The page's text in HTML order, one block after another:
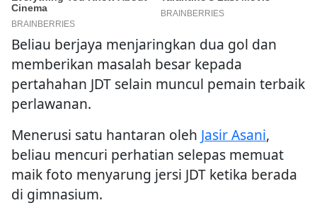
Beliau berjaya menjaringkan dua gol dan
memberikan masalah besar kepada
pertahahan JDT selain muncul pemain terbaik
perlawanan.
Menerusi satu hantaran oleh Jasir Asani,
beliau mencuri perhatian selepas memuat
maik foto menyarung jersi JDT ketika berada
di gimnasium.